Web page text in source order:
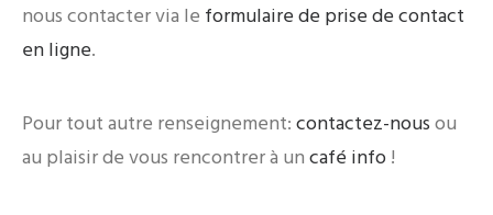
nous contacter via le formulaire de prise de contact
en ligne.
Pour tout autre renseignement:contactez-nousou
au plaisir de vous rencontrer à uncafé info!